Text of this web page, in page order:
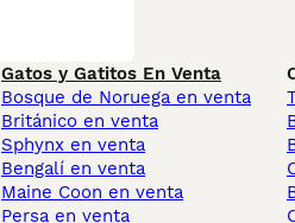
Gatos y Gatitos En Venta
Bosque de Noruega en venta
Británico en venta
Sphynx en venta
Bengalí en venta
Maine Coon en venta
Persa en venta